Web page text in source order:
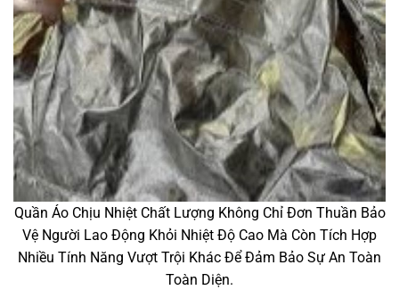
Quần Áo Chịu Nhiệt Chất Lượng Không Chỉ Đơn Thuần Bảo
Vệ Người Lao Động Khỏi Nhiệt Độ Cao Mà Còn Tích Hợp
Nhiều Tính Năng Vượt Trội Khác Để Đảm Bảo Sự An Toàn
Toàn Diện.